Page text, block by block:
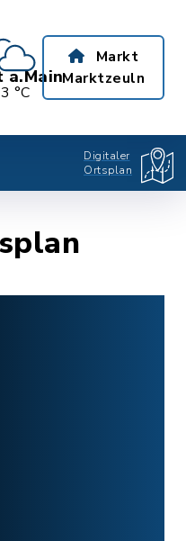
a.Main
°C
Markt
Marktzeuln
Digitaler
Ortsplan